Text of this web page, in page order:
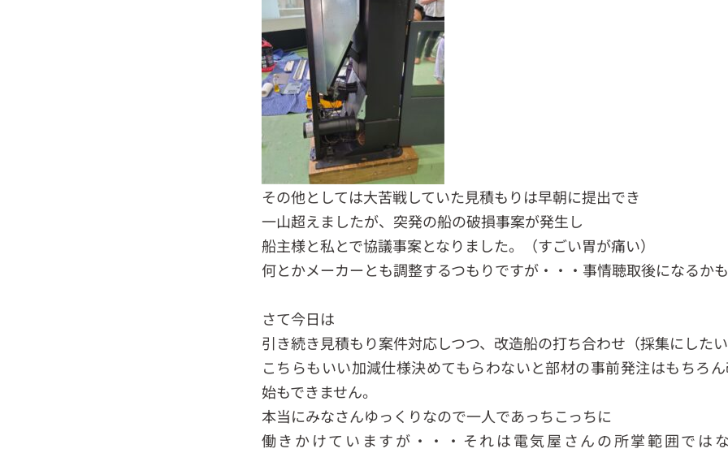
その他としては大苦戦していた見積もりは早朝に提出でき
一山超えましたが、突発の船の破損事案が発生し
船主様と私とで協議事案となりました。（すごい胃が痛い）
何とかメーカーとも調整するつもりですが・・・事情聴取後になるか
さて今日は
引き続き見積もり案件対応しつつ、改造船の打ち合わせ（採集にした
こちらもいい加減仕様決めてもらわないと部材の事前発注はもちろ
始もできません。
本当にみなさんゆっくりなので一人であっちこっちに
働きかけていますが・・・それは電気屋さんの所掌範囲では